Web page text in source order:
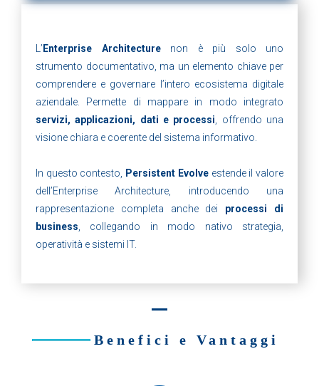
L’ Enterprise Architecturenon è più solo uno
strumento documentativo, ma un elemento chiave per
comprendere e governare l’intero ecosistema digitale
aziendale. Permette di mappare in modo integrato
servizi, applicazioni, dati e processi , offrendo una
visione chiara e coerente del sistema informativo.
In questo contesto, Persistent Evolveestende il valore
dell’Enterprise Architecture, introducendo una
rappresentazione completa anche dei processi di
business , collegando in modo nativo strategia,
operatività e sistemi IT.
Benefici e Vantaggi